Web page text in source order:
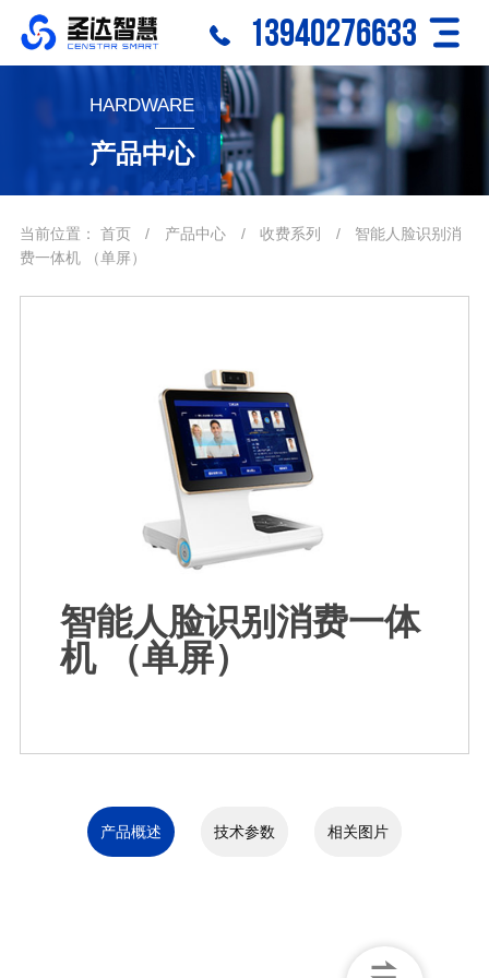
13940276633
HARDWARE
产品中心
当前位置： 首页 / 产品中心 / 收费系列 /
智能人脸识别消
费一体机 （单屏）
智能人脸识别消费一体
机 （单屏）
产品概述 技术参数 相关图片